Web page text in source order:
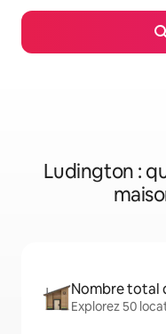
Ludington :
Nombre total
Explorez 50